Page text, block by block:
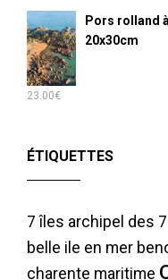
Pors rolland
20x30cm
23.00€
ÉTIQUETTES
7 îles archipel des
belle ile en mer
charente maritime